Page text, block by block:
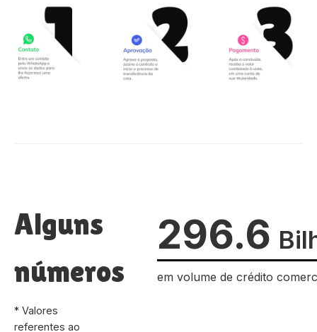
Alguns
números
* Valores
referentes ao
296.6
em volume de crédito